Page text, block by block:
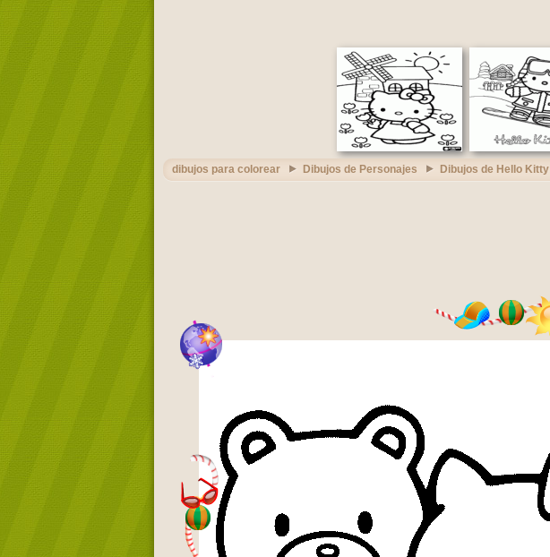
dibujos para colorear Dibujos de Personajes Dibujos de Hello Kitty